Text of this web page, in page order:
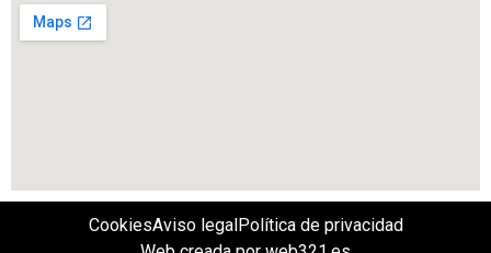
CookiesAviso legalPolítica de privacidad